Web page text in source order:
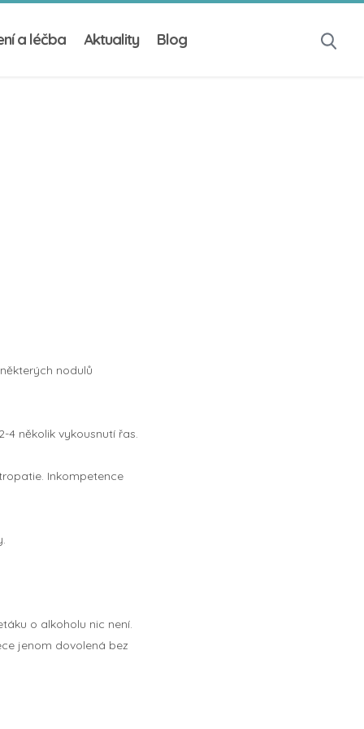
a léčba Aktuality Blog
nodulů
4 několik vykousnutí řas.
Inkompetence
o alkoholu nic není.
jenom dovolená bez